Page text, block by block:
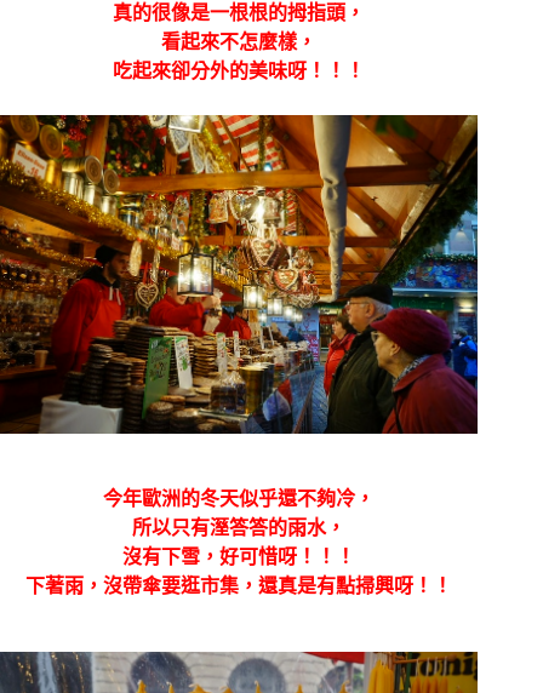
真的很像是一根根的拇指頭，
看起來不怎麼樣，
吃起來卻分外的美味呀！！！
今年歐洲的冬天似乎還不夠冷，
所以只有溼答答的雨水，
沒有下雪，好可惜呀！！！
下著雨，沒帶傘要逛市集，還真是有點掃興呀！！